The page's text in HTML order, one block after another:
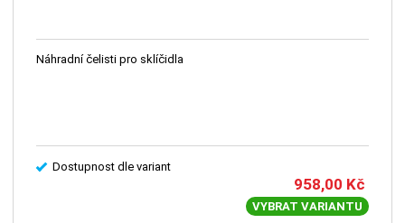
Náhradní čelisti pro sklíčidla
Dostupnost dle variant
958,00 Kč
VYBRAT VARIANTU